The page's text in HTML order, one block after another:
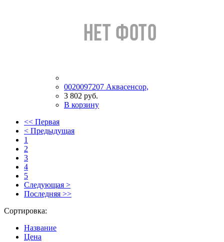
0020097207 Аквасенсор,
3 802 руб.
В корзину
<< Первая
< Предыдущая
1
2
3
4
5
Следующая >
Последняя >>
Сортировка:
Название
Цена